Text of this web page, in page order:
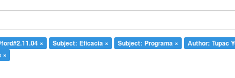
× Subject: Eficacia × Subject: Programa × Author: Tupac
×